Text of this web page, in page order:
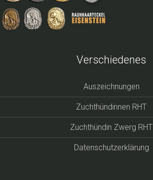
Verschiedenes
Auszeichnungen
Zuchthündinnen RHT
Zuchthündin Zwerg RHT
Datenschutzerklärung